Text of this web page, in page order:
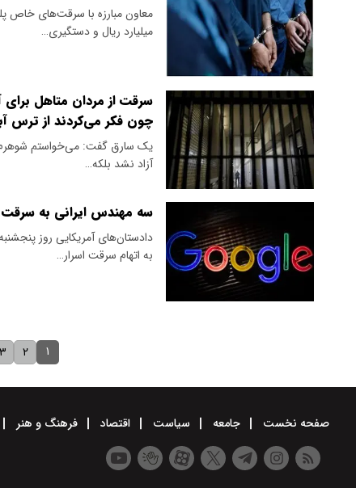
میلیارد ریال و دستگیری…
سرقت از مردان متاهل برای
چون فکر می‌کردند از ترس
یک سارق گفت: می‌خواستم شوهرم را
آزاد نشد بلکه…
سه مهندس ایرانی به سرقت
دادستان‌های آمریکایی روز
به اتهام سرقت اسرار…
۱ ۲ ۳
صفحه نخست جامعه سیاست اقتصاد فرهنگ و هنر